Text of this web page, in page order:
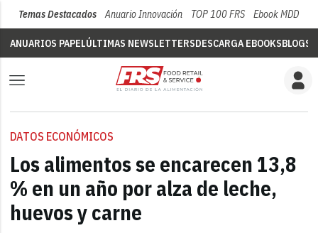
Temas Destacados Anuario Innovación TOP 100 FRS Ebook MDD
ANUARIOS PAPELÚLTIMAS NEWSLETTERSDESCARGA EBOOKSBLOGS
DATOS ECONÓMICOS
Los alimentos se encarecen 13,8
% en un año por alza de leche,
huevos y carne